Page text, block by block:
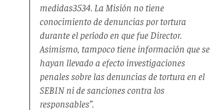
medidas3534. La Misión no tiene
conocimiento de denuncias por tortura
durante el período en que fue Director.
Asimismo, tampoco tiene información que se
hayan llevado a efecto investigaciones
penales sobre las denuncias de tortura en el
SEBIN ni de sanciones contra los
responsables”.